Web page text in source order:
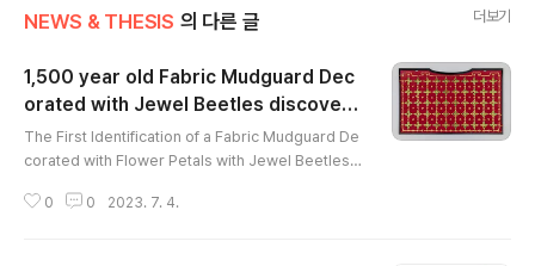
NEWS & THESIS 의 다른 글 더보기
1,500 year old Fabric Mudguard Dec
orated with Jewel Beetles discovere
d in Gyeong
The First Identification of a Fabric Mudguard De
corated with Flower Petals with Jewel Beetles a
n to the Hairstyle and Splendid Textiles of the D
0 0 2023. 7. 4.